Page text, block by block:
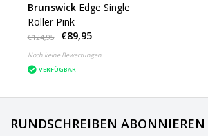
Brunswick Edge Single
Roller Pink
€124,95 €89,95
Noch keine Bewertungen
VERFÜGBAR
RUNDSCHREIBEN ABONNIEREN